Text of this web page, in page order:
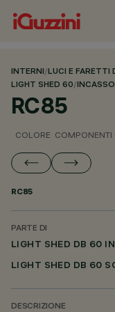
INTERNI/LUCI E FARETTI
LIGHT SHED 60/INCASSO
RC85
COLORE COMPONENTI
RC85
PARTE DI
LIGHT SHED DB 60
LIGHT SHED DB 60
DESCRIZIONE